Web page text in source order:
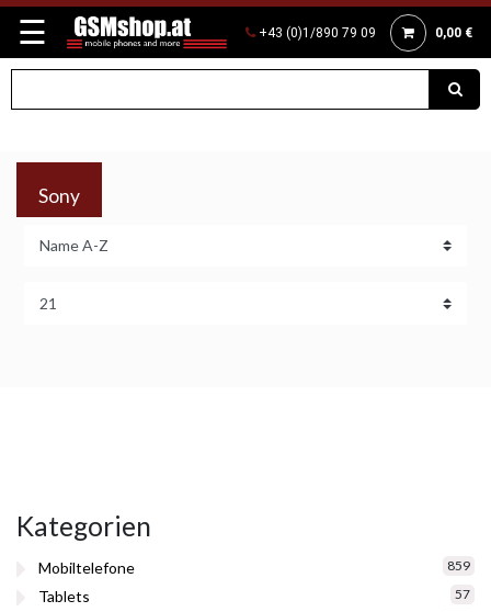
☰ +43 (0)1/890 79 09 0,00 €
Sony
Kategorien
Mobiltelefone 859
Tablets 57